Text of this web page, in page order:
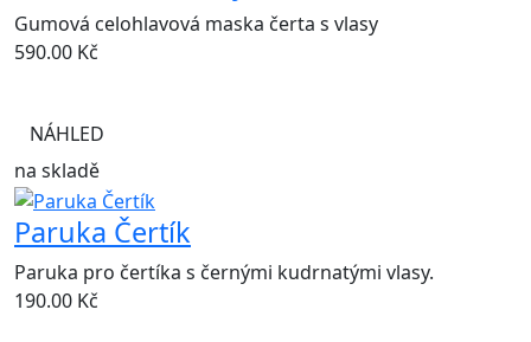
Gumová celohlavová maska čerta s vlasy
590.00 Kč
NÁHLED
na skladě
Paruka Čertík
Paruka pro čertíka s černými kudrnatými vlasy.
190.00 Kč